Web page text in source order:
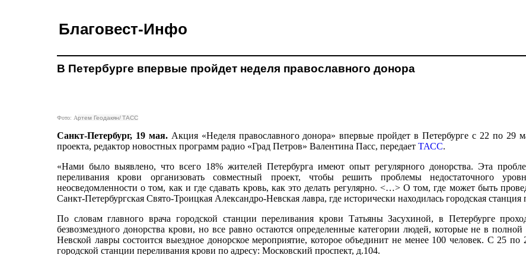
Благовест-Инфо
В Петербурге впервые пройдет неделя православного донора
Фото: Артем Геодакян/ ТАСС
Санкт-Петербург, 19 мая.Акция «Неделя православного донора» впервые пройдет в Петербурге с 22 по 29
проекта, редактор новостных программ радио «Град Петров» Валентина Пасс, передает ТАСС.
«Нами было выявлено, что всего 18% жителей Петербурга имеют опыт регулярного донорства. Эта
переливания крови организовать совместный проект, чтобы решить проблемы недостаточного
неосведомленности о том, как и где сдавать кровь, как это делать регулярно. <…> О том, где может быть
Санкт-Петербургская Свято-Троицкая Александро-Невская лавра, где исторически находилась городская
По словам главного врача городской станции переливания крови Татьяны Засухиной, в Петербурге
безвозмездного донорства крови, но все равно остаются определенные категории людей, которые не в
Невской лавры состоится выездное донорское мероприятие, которое объединит не менее 100 человек. С 25
городской станции переливания крови по адресу: Московский проспект, д.104.